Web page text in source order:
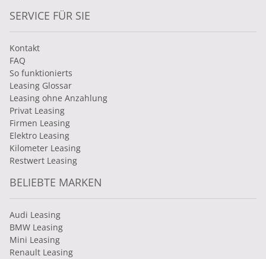
SERVICE FÜR SIE
Kontakt
FAQ
So funktionierts
Leasing Glossar
Leasing ohne Anzahlung
Privat Leasing
Firmen Leasing
Elektro Leasing
Kilometer Leasing
Restwert Leasing
BELIEBTE MARKEN
Audi Leasing
BMW Leasing
Mini Leasing
Renault Leasing